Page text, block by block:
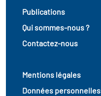
Publications
Qui sommes-nous ?
Contactez-nous
Mentions légales
Données personnelles